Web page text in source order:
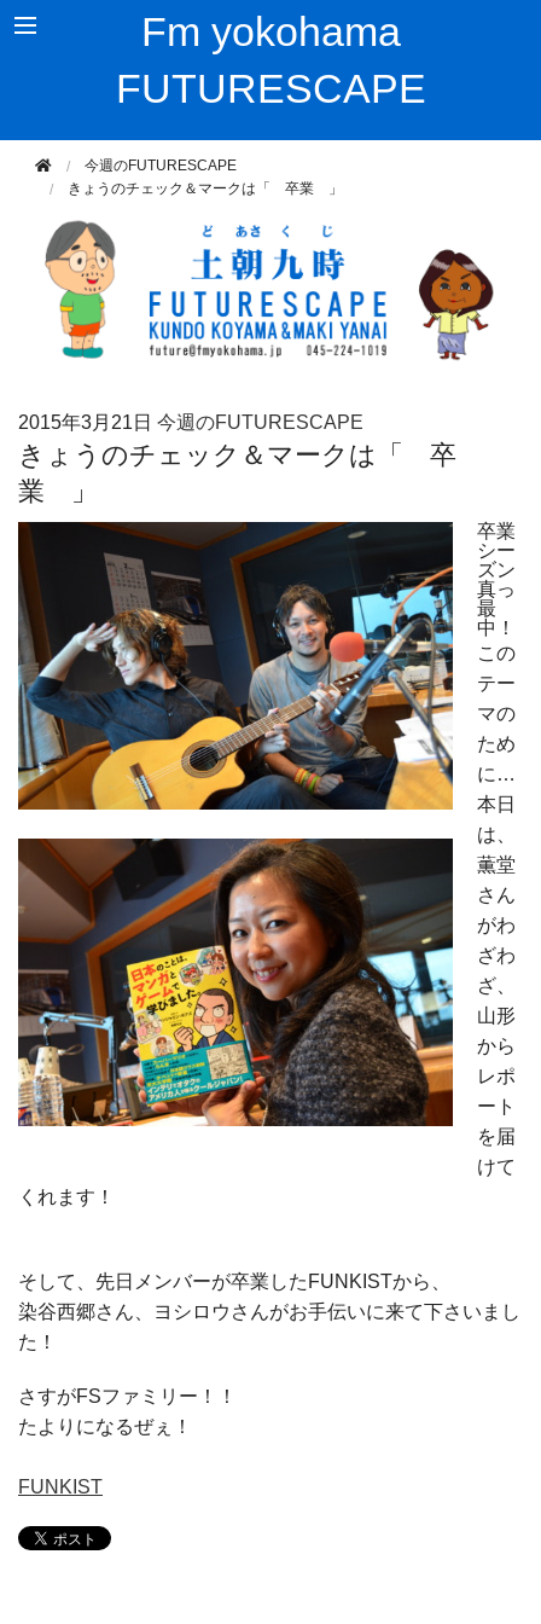
Fm yokohama
FUTURESCAPE
今週のFUTURESCAPE
きょうのチェック＆マークは「 卒業 」
2015年3月21日 今週のFUTURESCAPE
きょうのチェック＆マークは「 卒
業 」
卒業
シー
ズン
真っ
最
中！
この
テー
マの
ため
に…
本日
は、
薫堂
さん
がわ
ざわ
ざ、
山形
から
レポ
ート
を届
けて
くれます！
そして、先日メンバーが卒業したFUNKISTから、
染谷西郷さん、ヨシロウさんがお手伝いに来て下さいまし
た！
さすがFSファミリー！！
たよりになるぜぇ！
FUNKIST